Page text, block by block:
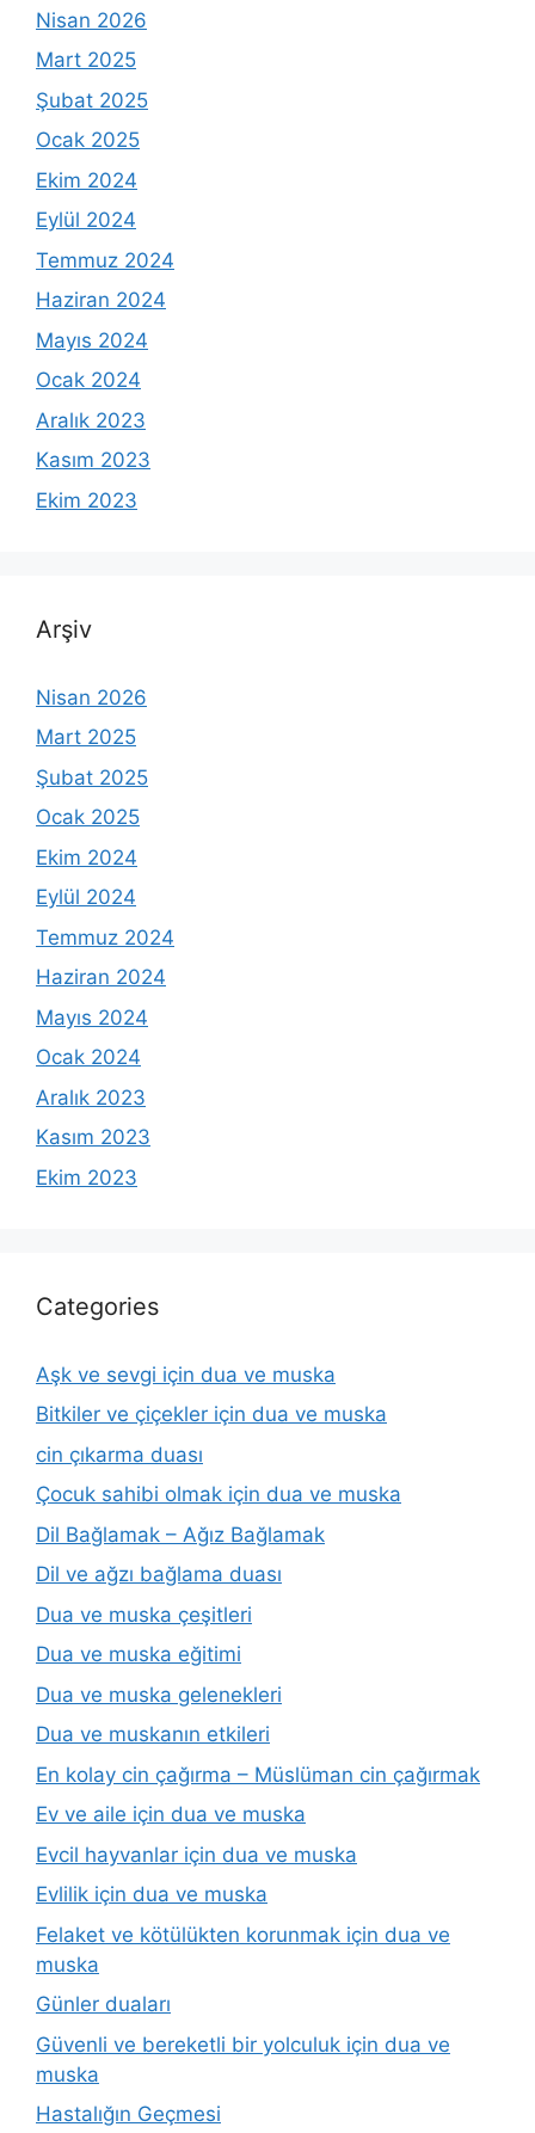
Nisan 2026
Mart 2025
Şubat 2025
Ocak 2025
Ekim 2024
Eylül 2024
Temmuz 2024
Haziran 2024
Mayıs 2024
Ocak 2024
Aralık 2023
Kasım 2023
Ekim 2023
Arşiv
Nisan 2026
Mart 2025
Şubat 2025
Ocak 2025
Ekim 2024
Eylül 2024
Temmuz 2024
Haziran 2024
Mayıs 2024
Ocak 2024
Aralık 2023
Kasım 2023
Ekim 2023
Categories
Aşk ve sevgi için dua ve muska
Bitkiler ve çiçekler için dua ve muska
cin çıkarma duası
Çocuk sahibi olmak için dua ve muska
Dil Bağlamak – Ağız Bağlamak
Dil ve ağzı bağlama duası
Dua ve muska çeşitleri
Dua ve muska eğitimi
Dua ve muska gelenekleri
Dua ve muskanın etkileri
En kolay cin çağırma – Müslüman cin çağırmak
Ev ve aile için dua ve muska
Evcil hayvanlar için dua ve muska
Evlilik için dua ve muska
Felaket ve kötülükten korunmak için dua ve
muska
Günler duaları
Güvenli ve bereketli bir yolculuk için dua ve
muska
Hastalığın Geçmesi